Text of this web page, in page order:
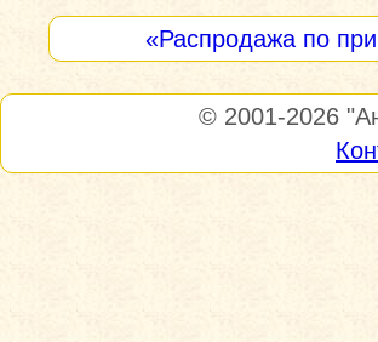
«Распродажа по
© 2001-2026